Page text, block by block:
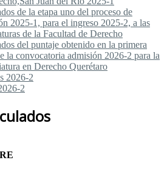
de la etapa uno del proceso de
2025-1, para el ingreso 2025-2, a las
de la Facultad de Derecho
del puntaje obtenido en la primera
la convocatoria admisión 2026-2 para la
en Derecho Querétaro
2026-2
2